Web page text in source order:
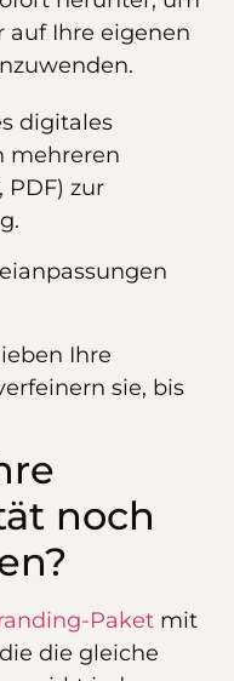
auf Ihre eigenen
digitales
mehreren
PDF) zur
Ihre
sie, bis
noch
Paket mit
die gleiche